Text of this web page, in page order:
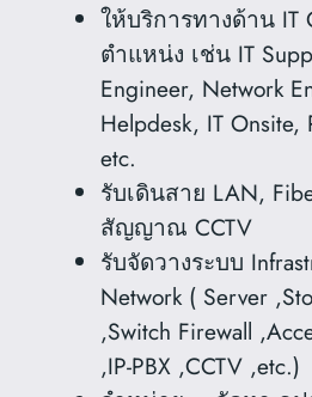
ให้บริการทางด้าน IT
ตำแหน่ง เช่น IT
Engineer, Network
Helpdesk, IT Onsite,
etc.
รับเดินสาย LAN,
สัญญาณ CCTV
รับจัดวางระบบ
Network ( Server
,Switch Firewall
,IP-PBX ,CCTV ,etc.)